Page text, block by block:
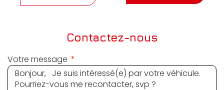
Contactez-nous
Votre message